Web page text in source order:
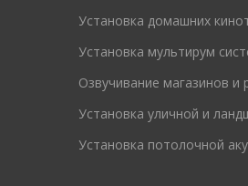
Установка домашних
Установка мультирум
Озвучивание магазинов и
Установка уличной и
Установка потолочной